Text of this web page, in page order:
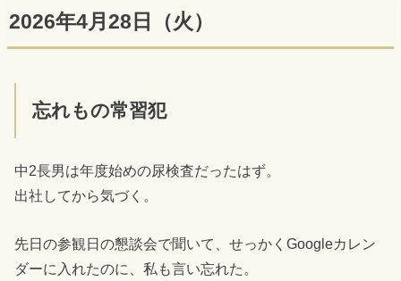
2026年4月28日（火）
忘れもの常習犯
中2長男は年度始めの尿検査だったはず。
出社してから気づく。
先日の参観日の懇談会で聞いて、せっかくGoogleカレン
ダーに入れたのに、私も言い忘れた。